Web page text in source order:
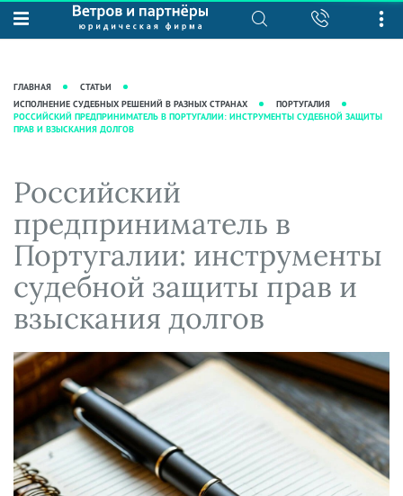
О нас
Рекомендации
Награды и рейтинги
фирмы
Вакансии
Юридические услуги
Интеллектуальная собственность
Корпоративная практика
Сопровождение бизнеса
Ведение уголовных дел
Защита активов
Ведение дел о банкротстве
База знаний
практики"
Статьи
Аудиоподкасты
Справочная
Вопросы-ответы
Вебинары и семинары
Прямые эфиры
ГЛАВНАЯ
СТАТЬИ
ИСПОЛНЕНИЕ СУДЕБНЫХ РЕШЕНИЙ В РАЗНЫХ СТРАНАХ
ПОРТУГАЛИЯ
РОССИЙСКИЙ ПРЕДПРИНИМАТЕЛЬ В ПОРТУГАЛИИ: ИНСТРУМЕНТЫ СУДЕБНОЙ ЗАЩИТЫ
ПРАВ И ВЗЫСКАНИЯ ДОЛГОВ
Российский
предприниматель в
Португалии: инструменты
судебной защиты прав и
взыскания долгов